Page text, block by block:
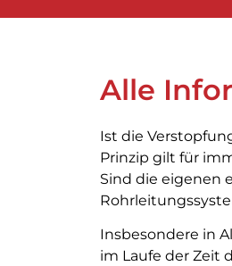
Alle
Ist die
Prinzip gilt für
Sind die eigenen
Insbesondere in
im Laufe der Zeit